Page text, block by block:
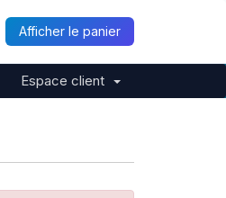
Afficher le panier
Espace client